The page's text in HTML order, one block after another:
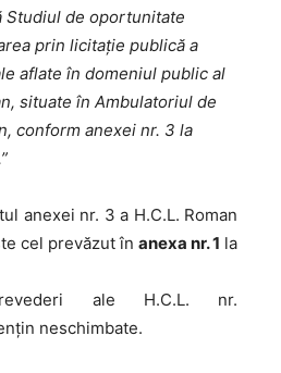
Studiul de oportunitate
prin licitaţie publică a
aflate în domeniul public al
situate în Ambulatoriul de
conform anexei nr. 3 la
anexei nr. 3 a H.C.L. Roman
cel prevăzut în anexa nr. 1 la
ale H.C.L. nr.
neschimbate.